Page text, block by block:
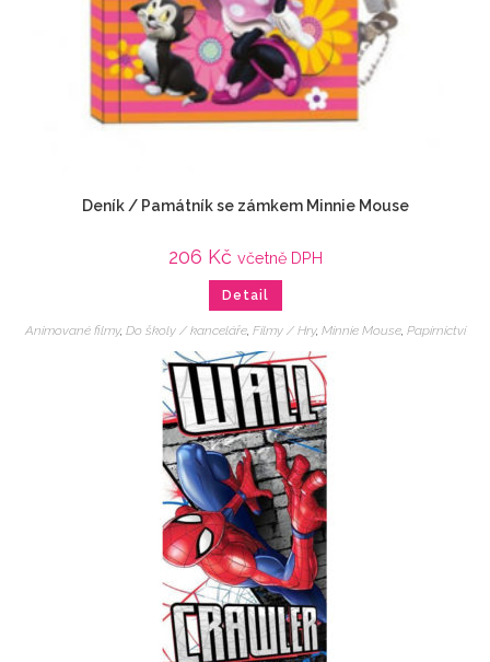
Deník / Památník se zámkem Minnie Mouse
206 Kč včetně DPH
Detail
Animované filmy, Do školy / kanceláře, Filmy / Hry, Minnie Mouse, Papírnictví